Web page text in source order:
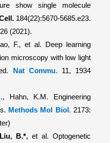
show single molecule
184(22):5670-5685.e23.
(2021).
F., et al. Deep learning
microscopy with low light
Nat Commu.
11, 1934
Hahn, K.M. Engineering
Methods Mol Biol. 2173:
Liu, B.*, et al.Optogenetic